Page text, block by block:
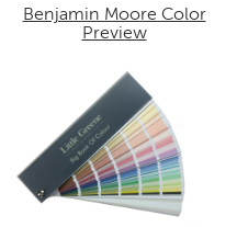
Benjamin Moore Color
Preview